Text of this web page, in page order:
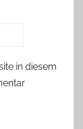
in diesem